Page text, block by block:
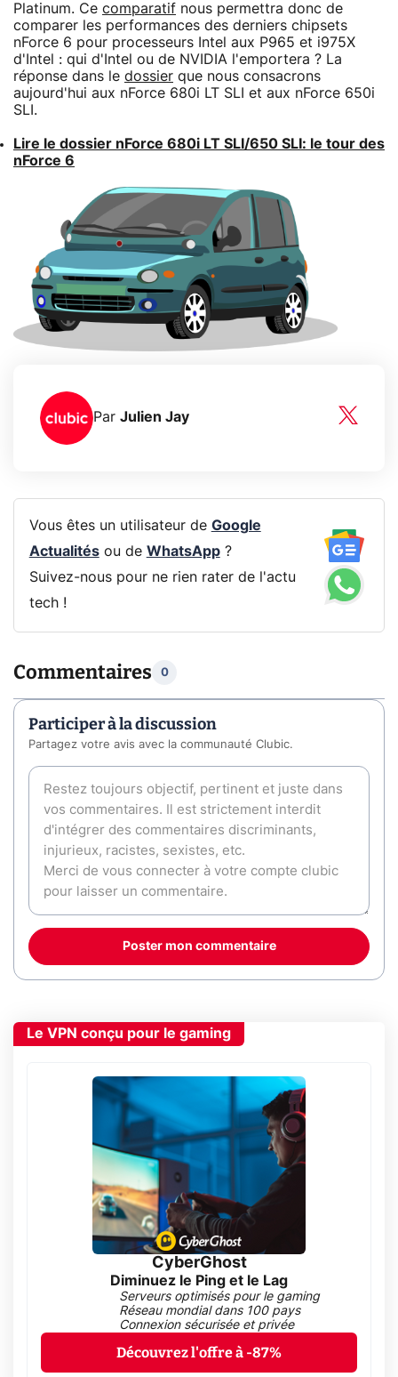
Platinum. Ce comparatif nous permettra donc de
comparer les performances des derniers chipsets
nForce 6 pour processeurs Intel aux P965 et i975X
d'Intel : qui d'Intel ou de NVIDIA l'emportera ? La
réponse dans le dossier que nous consacrons
aujourd'hui aux nForce 680i LT SLI et aux nForce 650i
SLI.
Lire le dossier nForce 680i LT SLI/650 SLI: le tour des
nForce 6
Par Julien Jay
Vous êtes un utilisateur de Google
Actualitésou de WhatsApp?
Suivez-nous pour ne rien rater de l'actu
tech !
Commentaires 0
Participer à la discussion
Partagez votre avis avec la communauté Clubic.
Poster mon commentaire
Le VPN conçu pour le gaming
CyberGhost
Diminuez le Ping et le Lag
Serveurs optimisés pour le gaming
Réseau mondial dans 100 pays
Connexion sécurisée et privée
Découvrez l'offre à -87%